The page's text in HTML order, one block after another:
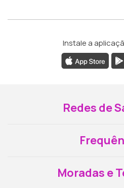
Instale a
Redes de
Moradas e